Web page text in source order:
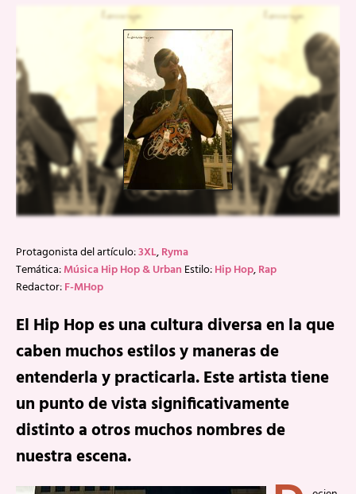
Protagonista del artículo:3XL,Ryma
Temática:Música Hip Hop & Urban Estilo:Hip Hop,Rap
Redactor:F-MHop
El Hip Hop es una cultura diversa en la que
caben muchos estilos y maneras de
entenderla y practicarla. Este artista tiene
un punto de vista significativamente
distinto a otros muchos nombres de
nuestra escena.